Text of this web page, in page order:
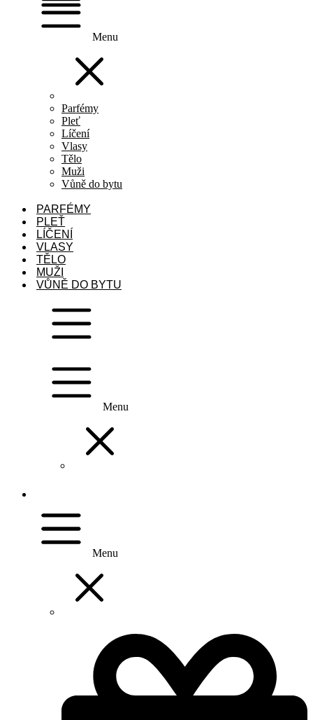
Menu
Parfémy
Pleť
Líčení
Vlasy
Tělo
Muži
Vůně do bytu
PARFÉMY
PLEŤ
LÍČENÍ
VLASY
TĚLO
MUŽI
VŮNĚ DO BYTU
Menu
Menu